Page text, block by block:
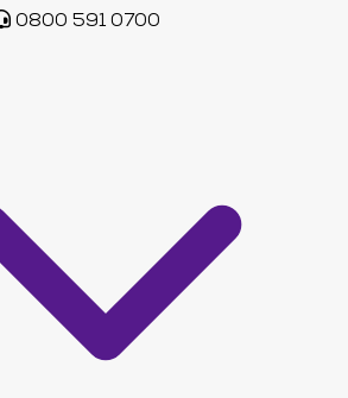
0800 591 0700